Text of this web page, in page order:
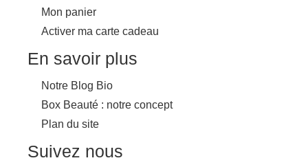
Mon panier
Activer ma carte cadeau
En savoir plus
Notre Blog Bio
Box Beauté : notre concept
Plan du site
Suivez nous